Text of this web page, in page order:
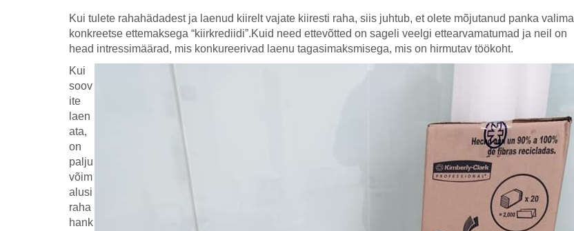
Kui tulete rahahädadest ja laenud kiireltvajate kiiresti raha, siis juhtub, et olete mõjutanud panka valima
konkreetse ettemaksega “kiirkrediidi”.Kuid need ettevõtted on sageli veelgi ettearvamatumad ja neil on
head intressimäärad, mis konkureerivad laenu tagasimaksmisega, mis on hirmutav töökoht.
Kui
soov
ite
laen
ata,
on
palju
võim
alusi
raha
hank